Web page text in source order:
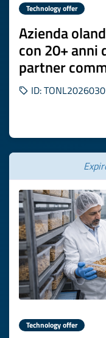
Technology offer
Azienda
con 20+ anni
partner
ID:
Technology offer